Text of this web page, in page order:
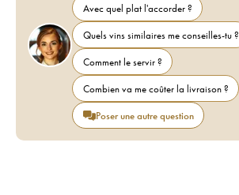
Avec quel plat l'accorder ?
Quels vins similaires me conseilles-tu ?
Comment le servir ?
Combien va me coûter la livraison ?
Poser une autre question